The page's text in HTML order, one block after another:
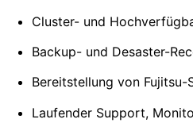
Cluster- und
Backup- und Desaster-
Bereitstellung von Fujitsu-
Laufender Support,